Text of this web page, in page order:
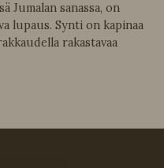
Jumalan sanassa, on
lupaus. Synti on kapinaa
rakastavaa